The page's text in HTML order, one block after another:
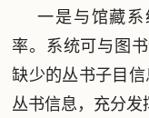
一是与馆藏
率。系统可与图
缺少的丛书子目
丛书信息，充分发